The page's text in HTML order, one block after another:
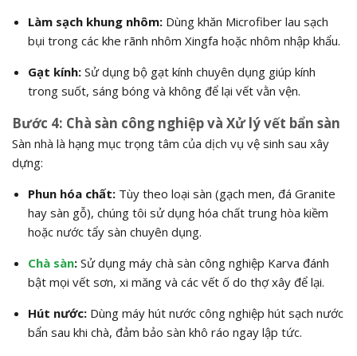
Làm sạch khung nhôm:Dùng khăn Microfiber lau sạch
bụi trong các khe rãnh nhôm Xingfa hoặc nhôm nhập khẩu.
Gạt kính:Sử dụng bộ gạt kính chuyên dụng giúp kính
trong suốt, sáng bóng và không để lại vết vằn vện.
Bước 4: Chà sàn công nghiệp và Xử lý vết bẩn sàn
Sàn nhà là hạng mục trọng tâm của dịch vụ vệ sinh sau xây
dựng:
Phun hóa chất:Tùy theo loại sàn (gạch men, đá Granite
hay sàn gỗ), chúng tôi sử dụng hóa chất trung hòa kiềm
hoặc nước tẩy sàn chuyên dụng.
Chà sàn:Sử dụng máy chà sàn công nghiệp Karva đánh
bật mọi vết sơn, xi măng và các vết ố do thợ xây để lại.
Hút nước:Dùng máy hút nước công nghiệp hút sạch nước
bẩn sau khi chà, đảm bảo sàn khô ráo ngay lập tức.